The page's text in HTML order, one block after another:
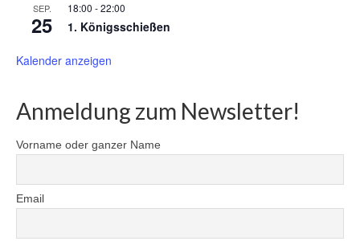
SEP.
25
18:00 -22:00
1. Königsschießen
Kalender anzeigen
Anmeldung zum Newsletter!
Vorname oder ganzer Name
Email